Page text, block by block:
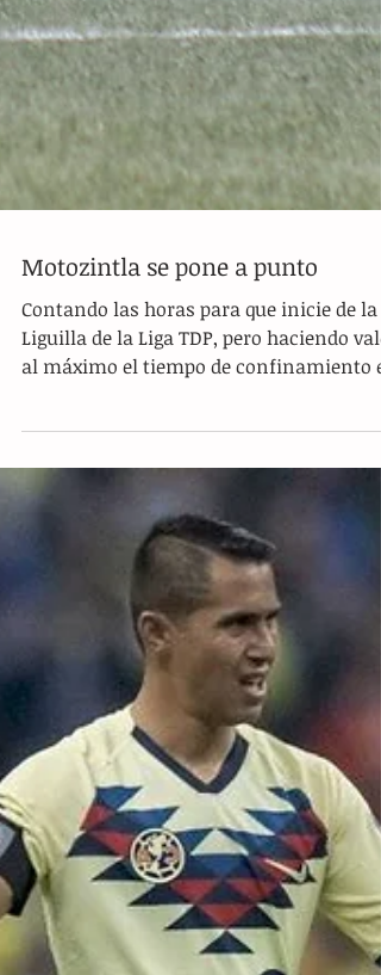
Motozintla se pone a punto
Contando las horas para que inicie de la
al máximo el tiempo de confinamiento